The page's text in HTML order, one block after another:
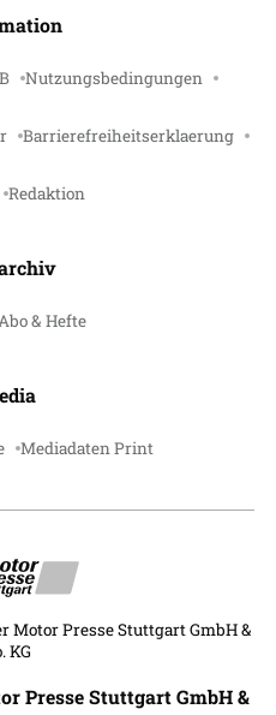
Nutzungsbedingungen
Barrierefreiheitserklaerung
Redaktion
& Hefte
Mediadaten Print
Motor Presse Stuttgart GmbH &
KG
Presse Stuttgart GmbH &